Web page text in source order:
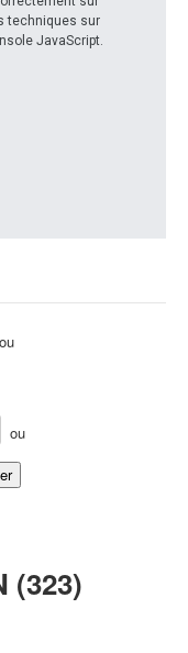
techniques sur
JavaScript.
ou
ou
(323)